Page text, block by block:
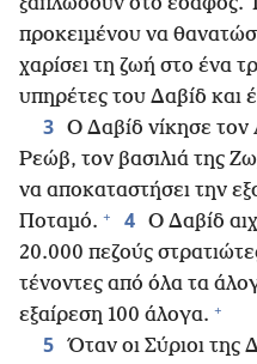
ξαπλώσουν στο έδαφος.
προκειμένου να
χαρίσει τη ζωή στο ένα
υπηρέτες του Δαβίδ και
3 Ο Δαβίδ νίκησε τον
Ρεώβ, τον βασιλιά της
να αποκαταστήσει την
Ποταμό. + 4 Ο Δαβίδ
20.000 πεζούς
τένοντες από όλα τα
εξαίρεση 100 άλογα. +
5 Όταν οι Σύριοι της